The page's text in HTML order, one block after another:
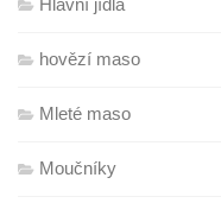
Hlavní jídla
hovězí maso
Mleté maso
Moučníky